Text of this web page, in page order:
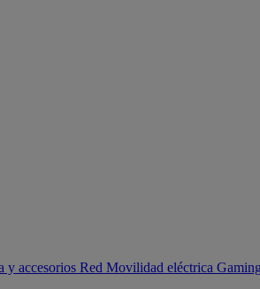
y accesorios Red Movilidad eléctrica